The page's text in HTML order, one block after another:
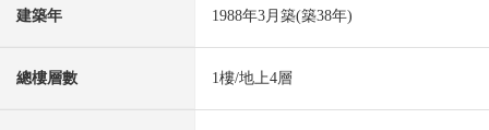
建築年 1988年3月築(築38年)
總樓層數 1樓/地上4層